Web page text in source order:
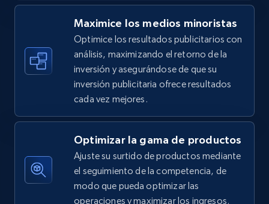
TikTok Shop - Collect TikTok shop products
by keywords search
URL, Title, Available, Description, Currency, Initial
price, Final price, Discount percent, and more.
Comenzar ahora
Maximice los medios minoristas
Optimice los resultados publicitarios con
análisis, maximizando el retorno de la
inversión y asegurándose de que su
inversión publicitaria ofrece resultados
cada vez mejores.
Optimizar la gama de productos
Ajuste su surtido de productos mediante
el seguimiento de la competencia, de
modo que pueda optimizar las
operaciones y maximizar los ingresos.